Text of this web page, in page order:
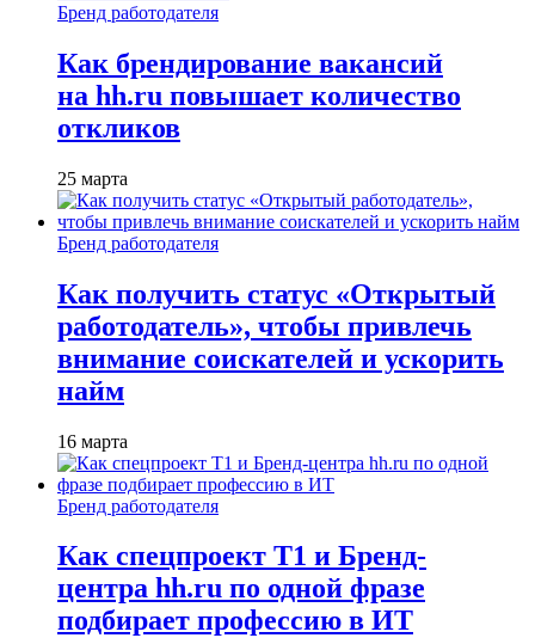
Бренд работодателя
Как брендирование вакансий
на hh.ru повышает количество
откликов
25 марта
Бренд работодателя
Как получить статус «Открытый
работодатель», чтобы привлечь
внимание соискателей и ускорить
найм
16 марта
Бренд работодателя
Как спецпроект T1 и Бренд-
центра hh.ru по одной фразе
подбирает профессию в ИТ